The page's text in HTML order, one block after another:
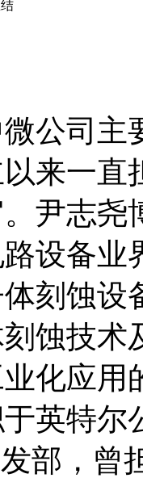
公司主
来一直
尹志尧
设备业
体刻蚀设
蚀技术
化应用
英特尔
部，曾